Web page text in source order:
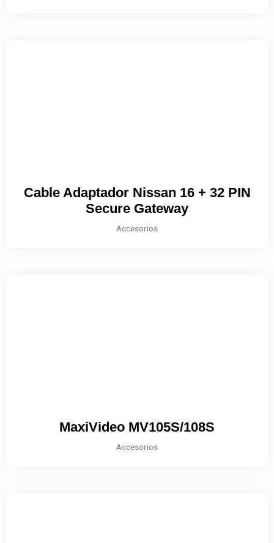
Cable Adaptador Nissan 16 + 32 PIN
Secure Gateway
Accesorios
MaxiVideo MV105S/108S
Accesorios